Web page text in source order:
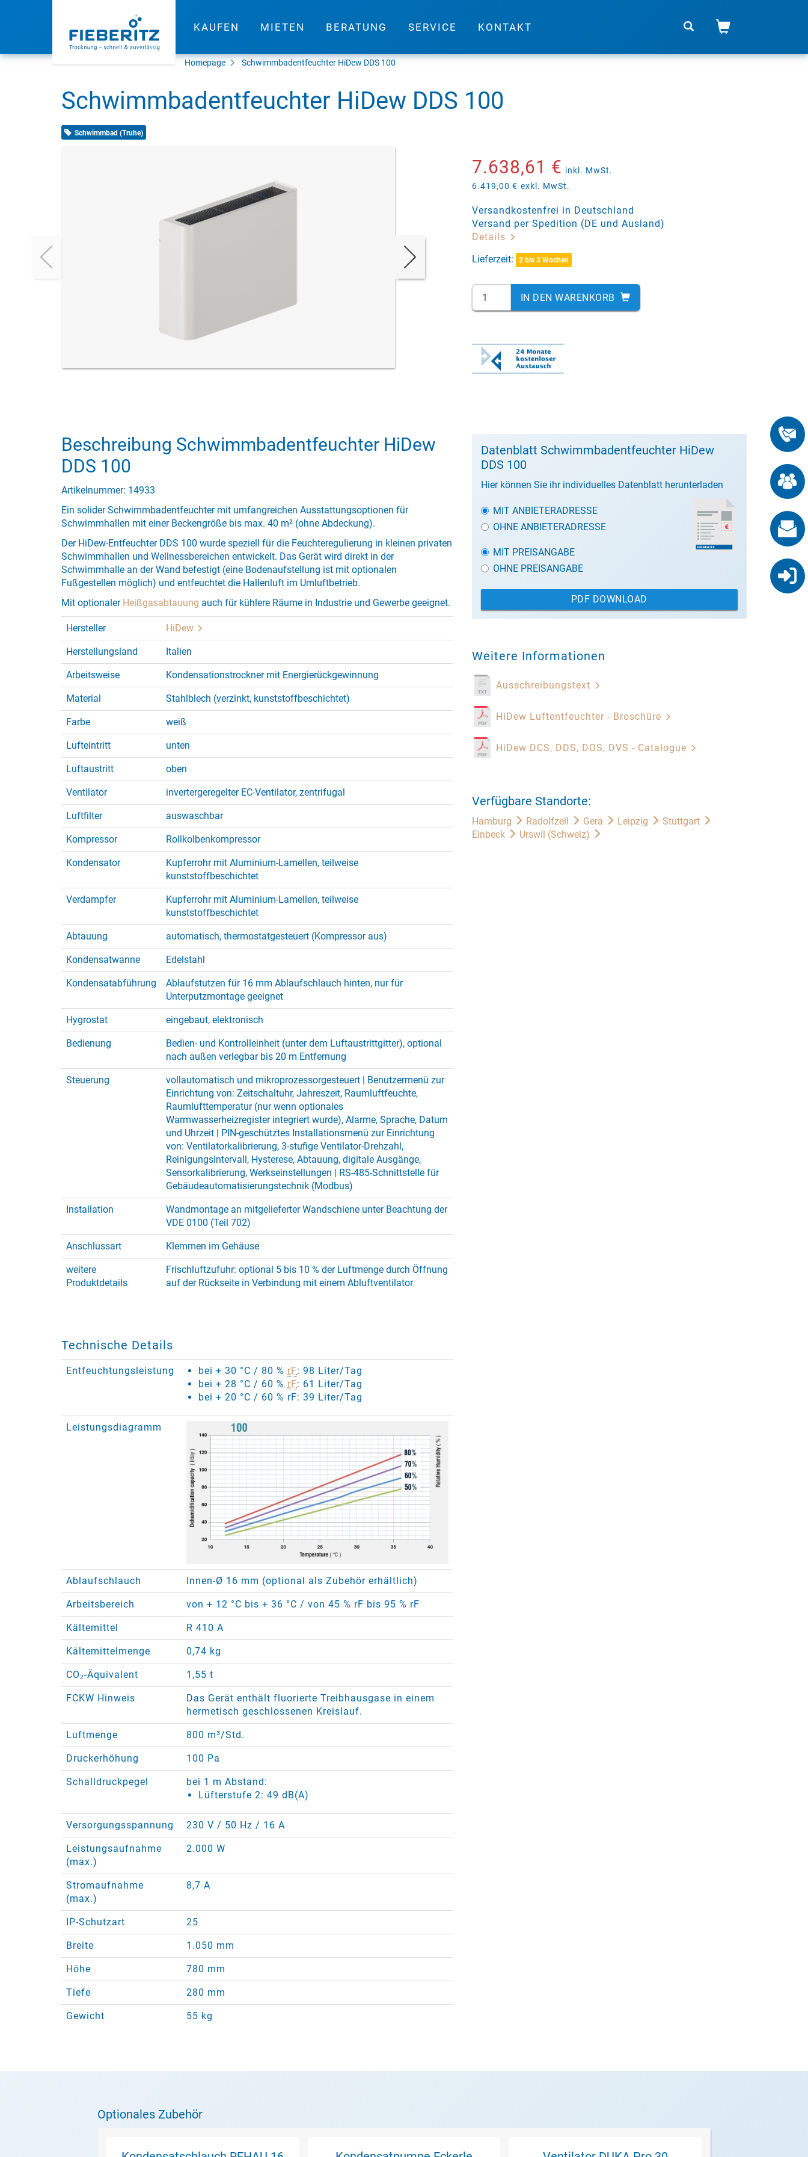
KAUFEN MIETEN BERATUNG SERVICE KONTAKT
Homepage Schwimmbadentfeuchter HiDew DDS 100
Schwimmbadentfeuchter HiDew DDS 100
Schwimmbad (Truhe)
7.638,61 € inkl. MwSt.
6.419,00 € exkl. MwSt.
Versandkostenfrei in Deutschland
Versand per Spedition (DE und Ausland)
Details
Lieferzeit:
2 bis 3 Wochen
IN DEN WARENKORB
Beschreibung Schwimmbadentfeuchter HiDew
DDS 100
Artikelnummer: 14933
Ein solider Schwimmbadentfeuchter mit umfangreichen Ausstattungsoptionen für
Schwimmhallen mit einer Beckengröße bis max. 40 m² (ohne Abdeckung).
Der HiDew-Entfeuchter DDS 100 wurde speziell für die Feuchteregulierung in kleinen privaten
Schwimmhallen und Wellnessbereichen entwickelt. Das Gerät wird direkt in der
Schwimmhalle an der Wand befestigt (eine Bodenaufstellung ist mit optionalen
Fußgestellen möglich) und entfeuchtet die Hallenluft im Umluftbetrieb.
Mit optionaler Heißgasabtauung auch für kühlere Räume in Industrie und Gewerbe geeignet.
Hersteller HiDew
Herstellungsland Italien
Arbeitsweise Kondensationstrockner mit Energierückgewinnung
Material Stahlblech (verzinkt, kunststoffbeschichtet)
Farbe weiß
Lufteintritt unten
Luftaustritt oben
Ventilator invertergeregelter EC-Ventilator, zentrifugal
Luftfilter auswaschbar
Kompressor Rollkolbenkompressor
Kondensator
Kupferrohr mit Aluminium-Lamellen, teilweise
kunststoffbeschichtet
Verdampfer
Kupferrohr mit Aluminium-Lamellen, teilweise
kunststoffbeschichtet
Abtauung automatisch, thermostatgesteuert (Kompressor aus)
Kondensatwanne Edelstahl
Kondensatabführung
Ablaufstutzen für 16 mm Ablaufschlauch hinten, nur für
Unterputzmontage geeignet
Hygrostat eingebaut, elektronisch
Bedienung
Bedien- und Kontrolleinheit (unter dem Luftaustrittgitter), optional
nach außen verlegbar bis 20 m Entfernung
Steuerung
vollautomatisch und mikroprozessorgesteuert | Benutzermenü zur
Einrichtung von: Zeitschaltuhr, Jahreszeit, Raumluftfeuchte,
Raumlufttemperatur (nur wenn optionales
Warmwasserheizregister integriert wurde), Alarme, Sprache, Datum
und Uhrzeit | PIN-geschütztes Installationsmenü zur Einrichtung
von: Ventilatorkalibrierung, 3-stufige Ventilator-Drehzahl,
Reinigungsintervall, Hysterese, Abtauung, digitale Ausgänge,
Sensorkalibrierung, Werkseinstellungen | RS-485-Schnittstelle für
Gebäudeautomatisierungstechnik (Modbus)
Installation
Wandmontage an mitgelieferter Wandschiene unter Beachtung der
VDE 0100 (Teil 702)
Anschlussart Klemmen im Gehäuse
weitere
Produktdetails
Frischluftzufuhr: optional 5 bis 10 % der Luftmenge durch Öffnung
auf der Rückseite in Verbindung mit einem Abluftventilator
Technische Details
Entfeuchtungsleistung bei + 30 °C / 80 % rF: 98 Liter/Tag
bei + 28 °C / 60 % rF: 61 Liter/Tag
bei + 20 °C / 60 % rF: 39 Liter/Tag
Leistungsdiagramm
Ablaufschlauch Innen-Ø 16 mm (optional als Zubehör erhältlich)
Arbeitsbereich von + 12 °C bis + 36 °C / von 45 % rF bis 95 % rF
Kältemittel R 410 A
Kältemittelmenge 0,74 kg
CO₂-Äquivalent 1,55 t
FCKW Hinweis
Das Gerät enthält fluorierte Treibhausgase in einem
hermetisch geschlossenen Kreislauf.
Luftmenge 800 m³/Std.
Druckerhöhung 100 Pa
Schalldruckpegel
bei 1 m Abstand:
Lüfterstufe 2: 49 dB(A)
Versorgungsspannung 230 V / 50 Hz / 16 A
Leistungsaufnahme
(max.)
2.000 W
Stromaufnahme
(max.)
8,7 A
IP-Schutzart 25
Breite 1.050 mm
Höhe 780 mm
Tiefe 280 mm
Gewicht 55 kg
Datenblatt Schwimmbadentfeuchter HiDew
DDS 100
Hier können Sie ihr individuelles Datenblatt herunterladen
MIT ANBIETERADRESSE
OHNE ANBIETERADRESSE
MIT PREISANGABE
OHNE PREISANGABE
PDF DOWNLOAD
Weitere Informationen
Ausschreibungstext
HiDew Luftentfeuchter - Broschüre
HiDew DCS, DDS, DOS, DVS - Catalogue
Verfügbare Standorte:
Hamburg Radolfzell Gera Leipzig
Stuttgart
Einbeck
Urswil (Schweiz)
Optionales Zubehör